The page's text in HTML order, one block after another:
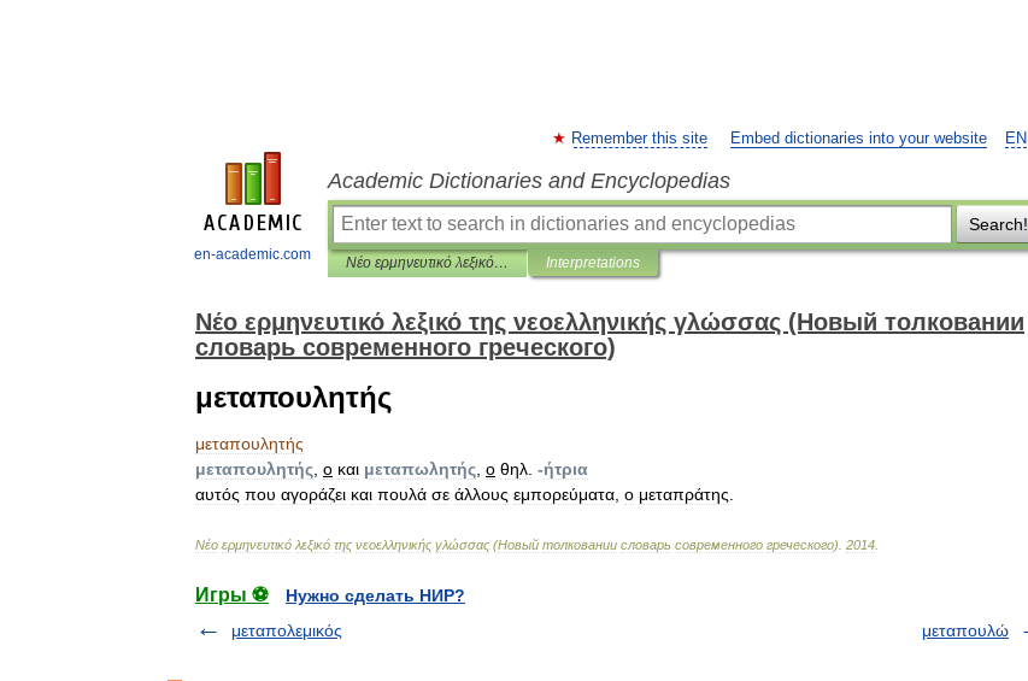
en-academic.com
EN
Remember this site Embed dictionaries into your website
Academic Dictionaries and Encyclopedias
Search!
Νέο ερμηνευτικό λεξικό της νεοελληνικής γλώσσας (Новый толковании словарь современного греческого) Interpretations
Νέο ερμηνευτικό λεξικό της νεοελληνικής γλώσσας (Новый толковании
словарь современного греческого)
μεταπουλητής
μεταπουλητής
μεταπουλητής ο και μεταπωλητής ο θηλ -ήτρια
αυτός που αγοράζει και πουλά σε άλλους εμπορεύματα ο μεταπράτης
Νέο ερμηνευτικό λεξικό της νεοελληνικής γλώσσας (Новый толковании словарь современного греческого) 2014
Игры ⚽
Нужно сделать НИР?
μεταπολεμικός
μεταπουλώ